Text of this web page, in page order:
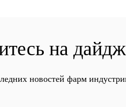
на
новостей фарм